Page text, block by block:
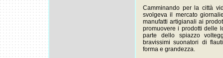
Camminando per la città
svolgeva il mercato
manufatti artigianali ai
promuovere i prodotti delle
parte dello spiazzo
bravissimi suonatori di
forma e grandezza.